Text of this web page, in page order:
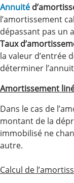
Annuité
l’amortissement
dépassant pas un
Taux
la valeur d’entrée
déterminer
Amortissement
Dans le cas de
montant de la
immobilisé ne
autre.
Calcul de